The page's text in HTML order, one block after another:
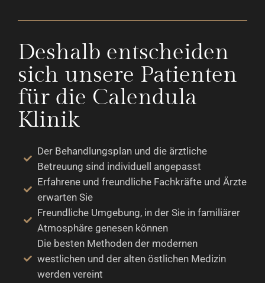
Deshalb entscheiden
sich unsere Patienten
für die Calendula
Klinik
Der Behandlungsplan und die ärztliche
Betreuung sind individuell angepasst
Erfahrene und freundliche Fachkräfte und Ärzte
erwarten Sie
Freundliche Umgebung, in der Sie in familiärer
Atmosphäre genesen können
Die besten Methoden der modernen
westlichen und der alten östlichen Medizin
werden vereint